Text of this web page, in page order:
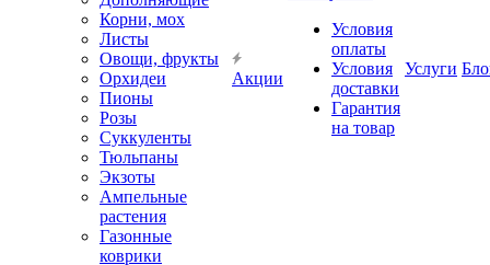
Корни, мох
Листы
Овощи, фрукты
Орхидеи
Пионы
Розы
Суккуленты
Тюльпаны
Экзоты
Ампельные
растения
Газонные
коврики
Акции
Условия
оплаты
Условия
доставки
Гарантия
на товар
Услуги